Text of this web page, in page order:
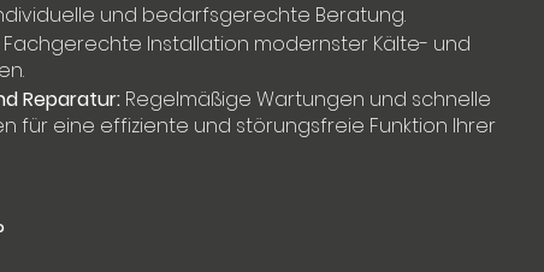
und bedarfsgerechte Beratung.
Fachgerechte Installation modernster Kälte- und
Reparatur: Regelmäßige Wartungen und schnelle
für eine effiziente und störungsfreie Funktion Ihrer